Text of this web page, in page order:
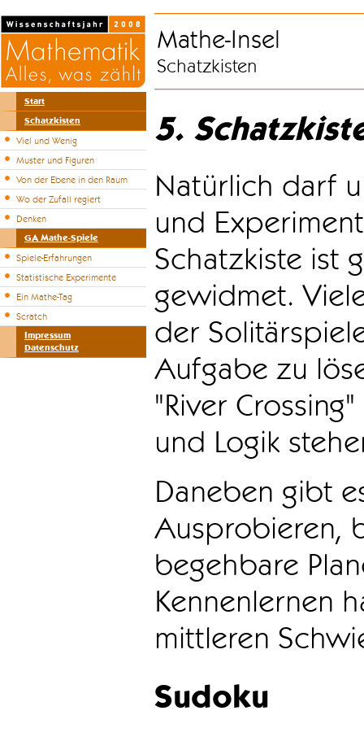
Start
Schatzkisten
Viel und Wenig
Muster und Figuren
Von der Ebene in den Raum
Wo der Zufall regiert
Denken
GA Mathe-Spiele
Spiele-Erfahrungen
Statistische Experimente
Ein Mathe-Tag
Scratch
Impressum
Datenschutz
Mathe-Insel
Schatzkisten
5.
Natürlich darf
und
Schatzkiste ist
gewidmet.
der
Aufgabe zu
"River
und Logik
Daneben gibt
Ausprobieren,
begehbare
Kennenlernen
mittleren
Sudoku